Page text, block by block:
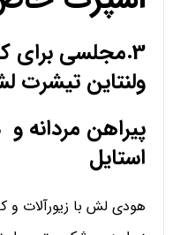
3.مجلسی برای
ولنتاین
پیراهن مردانه و
استایل
هودی لش با زیورآلات